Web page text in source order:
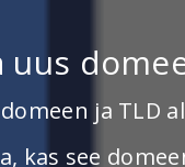
uus
ja TLD
kas see
sait ja lisage
loomiseks on
meie